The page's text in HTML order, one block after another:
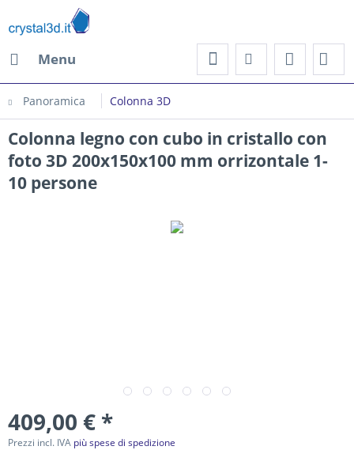
Menu
Panoramica Colonna 3D
Colonna legno con cubo in cristallo con
foto 3D 200x150x100 mm orrizontale 1-
10 persone
409,00 € *
Prezzi incl. IVA più spese di spedizione